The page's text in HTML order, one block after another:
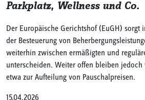
Parkplatz, Wellness und Co.
Der Europäische Gerichtshof (EuGH) sorgt
der Besteuerung von
weiterhin zwischen ermäßigten und
unterscheiden. Weiter offen bleiben
etwa zur Aufteilung von Pauschalpreisen.